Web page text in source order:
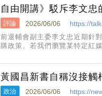
自由開講》駁斥李文
評論 2026/06/06
https://
前退輔會副主委李文忠近期針
購政策。若我們瀏覽某特定紅
黃國昌新書自稱沒接
政治 2026/06/06
https://